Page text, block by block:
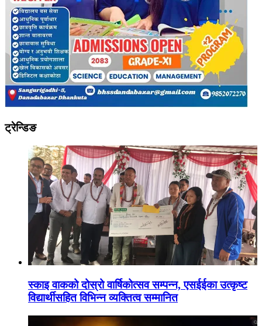
ट्रेन्डिङ
स्काइ वाकको दोस्रो वार्षिकोत्सव सम्पन्न, एसईईका उत्कृष्ट
विद्यार्थीसहित विभिन्न व्यक्तित्व सम्मानित